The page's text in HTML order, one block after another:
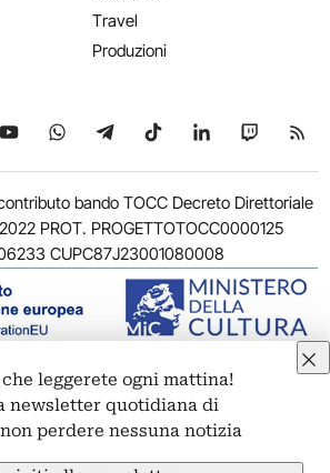
Travel
Produzioni
su X
Seguici su YouTube
Seguici su WhatsApp
Seguici su Telegram
Seguici su TikTok
Seguici su
Seguici
bando TOCC Decreto Direttoriale
PROT. PROGETTOTOCC0000125
CUPC87J23001080008
srl – Corso Vittorio Emanuele II, 287 –
della protezione dei dati personali
Vittorio Emanuele II, 287 – 00186 Roma
leggerete ogni mattina!
newsletter quotidiana di
perdere nessuna notizia